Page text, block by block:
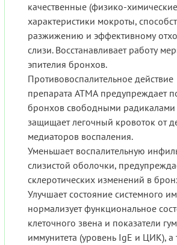
качественные (физико-
характеристики мокроты,
разжижению и эффективному
слизи. Восстанавливает работу
эпителия бронхов.
Противовоспалительное действие
препарата АТМА предупреждает
бронхов свободными радикалами
защищает легочный кровоток от
медиаторов воспаления.
Уменьшает воспалительную
слизистой оболочки,
склеротических изменений в
Улучшает состояние системного
нормализует функциональное
клеточного звена и показатели
иммунитета (уровень IgЕ и ЦИК), а